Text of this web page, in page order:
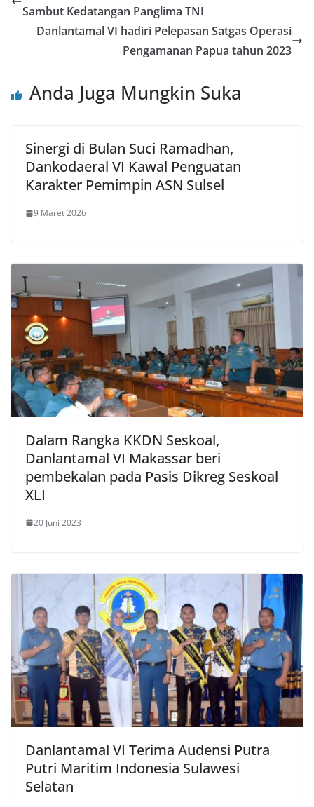
Sambut Kedatangan Panglima TNI
Danlantamal VI hadiri Pelepasan Satgas Operasi
Pengamanan Papua tahun 2023
Anda Juga Mungkin Suka
Sinergi di Bulan Suci Ramadhan,
Dankodaeral VI Kawal Penguatan
Karakter Pemimpin ASN Sulsel
9 Maret 2026
Dalam Rangka KKDN Seskoal,
Danlantamal VI Makassar beri
pembekalan pada Pasis Dikreg Seskoal
XLI
20 Juni 2023
Danlantamal VI Terima Audensi Putra
Putri Maritim Indonesia Sulawesi
Selatan